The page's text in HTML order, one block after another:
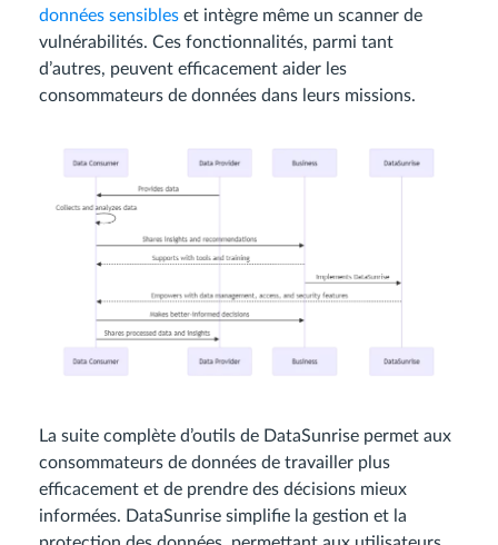
données sensibles et intègre même un scanner de
vulnérabilités. Ces fonctionnalités, parmi tant
d’autres, peuvent efficacement aider les
consommateurs de données dans leurs missions.
La suite complète d’outils de DataSunrise permet aux
consommateurs de données de travailler plus
efficacement et de prendre des décisions mieux
informées. DataSunrise simplifie la gestion et la